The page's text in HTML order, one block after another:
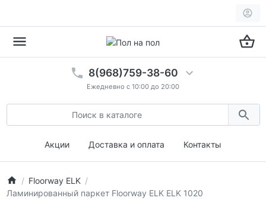
8(968)759-38-60
Ежедневно с 10:00 до 20:00
Акции Доставка и оплата Контакты
Floorway ELK
Ламинированный паркет Floorway ELK ELK 1020